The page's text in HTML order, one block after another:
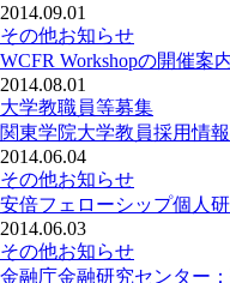
2014.09.01
その他お知らせ
WCFR Workshopの開催案
2014.08.01
大学教職員等募集
関東学院大学教員採用情
2014.06.04
その他お知らせ
安倍フェローシップ個人
2014.06.03
その他お知らせ
金融庁金融研究センター